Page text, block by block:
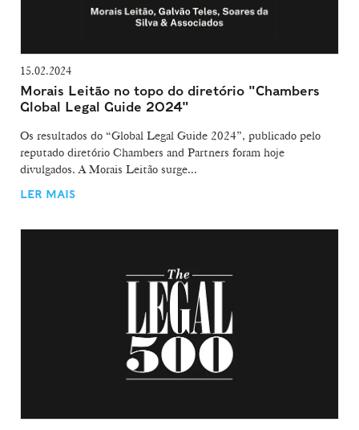
15.02.2024
Morais Leitão no topo do diretório "Chambers
Global Legal Guide 2024"
Os resultados do “Global Legal Guide 2024”, publicado pelo
reputado diretório Chambers and Partners foram hoje
divulgados. A Morais Leitão surge...
LER MAIS